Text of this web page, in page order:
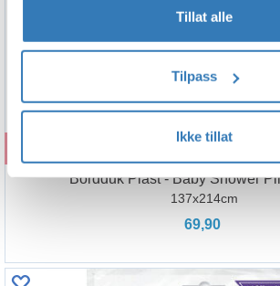
Tillat alle
Tilpass
Ikke tillat
Bordduk Plast - Baby Shower
137x214cm
69,90